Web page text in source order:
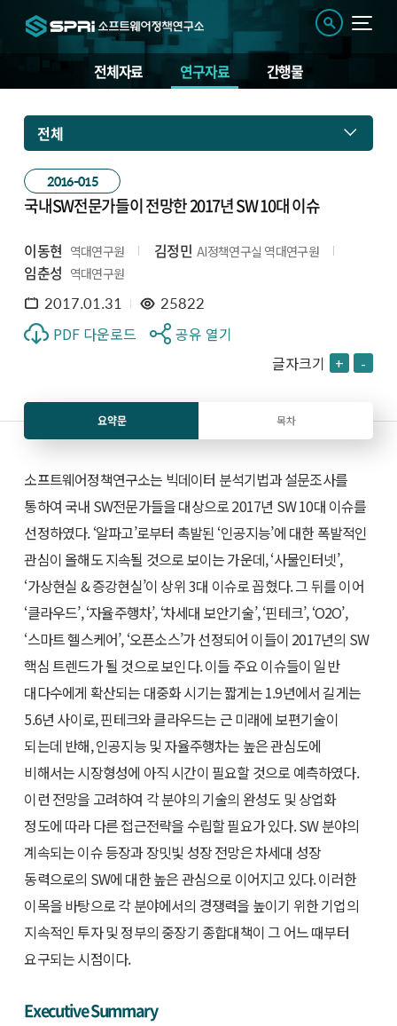
전체자료 연구자료 간행물
전체
2016-015
국내SW전문가들이 전망한 2017년 SW 10대 이슈
이동현 역대연구원 김정민 AI정책연구실 역대연구원
임춘성 역대연구원
2017.01.31 25822
PDF 다운로드
공유 열기
글자크기 + -
요약문 목차
소프트웨어정책연구소는 빅데이터 분석기법과 설문조사를
통하여 국내 SW전문가들을 대상으로 2017년 SW 10대 이슈를
선정하였다. ‘알파고’로부터 촉발된 ‘인공지능’에 대한 폭발적인
관심이 올해도 지속될 것으로 보이는 가운데, ‘사물인터넷’,
‘가상현실 & 증강현실’이 상위 3대 이슈로 꼽혔다. 그 뒤를 이어
‘클라우드’, ‘자율주행차’, ‘차세대 보안기술’, ‘핀테크’, ‘O2O’,
‘스마트 헬스케어’, ‘오픈소스’가 선정되어 이들이 2017년의 SW
핵심 트렌드가 될 것으로 보인다. 이들 주요 이슈들이 일반
대다수에게 확산되는 대중화 시기는 짧게는 1.9년에서 길게는
5.6년 사이로, 핀테크와 클라우드는 근 미래에 보편기술이
되는데 반해, 인공지능 및 자율주행차는 높은 관심도에
비해서는 시장형성에 아직 시간이 필요할 것으로 예측하였다.
이런 전망을 고려하여 각 분야의 기술의 완성도 및 상업화
정도에 따라 다른 접근전략을 수립할 필요가 있다. SW 분야의
계속되는 이슈 등장과 장밋빛 성장 전망은 차세대 성장
동력으로의 SW에 대한 높은 관심으로 이어지고 있다. 이러한
이목을 바탕으로 각 분야에서의 경쟁력을 높이기 위한 기업의
지속적인 투자 및 정부의 중장기 종합대책이 그 어느 때부터
요구되는 시점이다.
Executive Summary